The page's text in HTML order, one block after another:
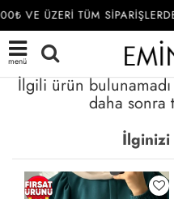
VE ÜZERİ TÜM
menü
İlgili ürün bulunamadı
daha sonra